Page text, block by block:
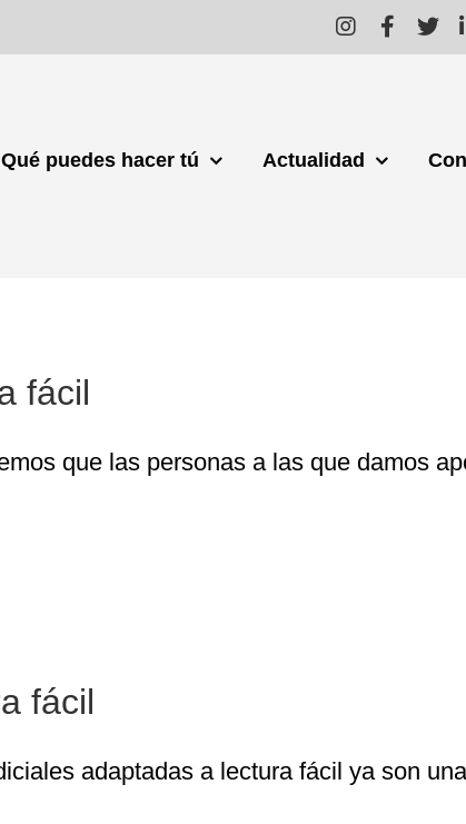
Qué puedes hacer tú Actualidad
fácil
que las personas a las que damos
fácil
adaptadas a lectura fácil ya son